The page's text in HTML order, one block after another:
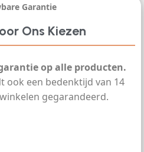
Garantie
Ons Kiezen
op alle producten.
ook een bedenktijd van 14
gegarandeerd.